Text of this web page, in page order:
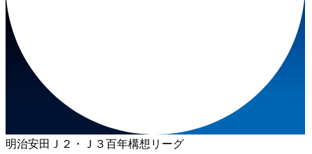
明治安田Ｊ２・Ｊ３百年構想リーグ